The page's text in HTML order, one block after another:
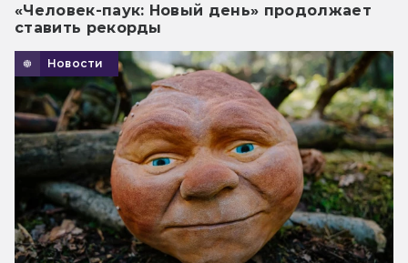
«Человек-паук: Новый день» продолжает
ставить рекорды
Новости